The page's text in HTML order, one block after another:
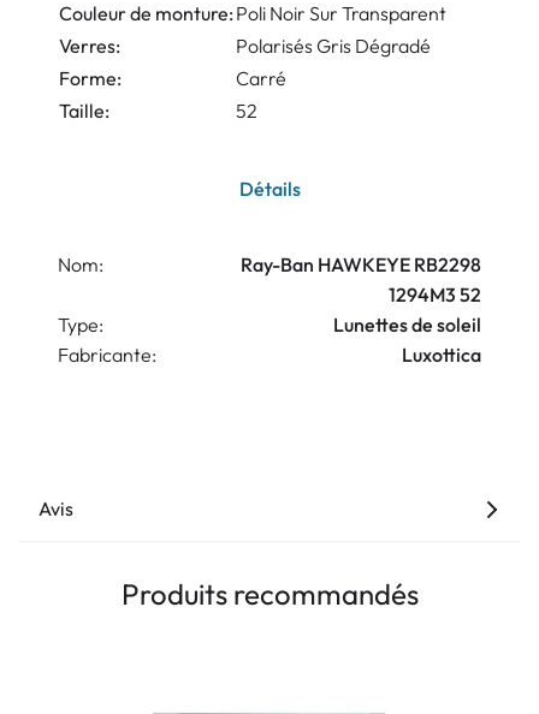
Couleur de monture: Poli Noir Sur Transparent
Verres:
Polarisés Gris Dégradé
Forme:
Carré
Taille:
52
Détails
Nom:
Ray-Ban HAWKEYE RB2298
1294M3 52
Type:
Lunettes de soleil
Fabricante:
Luxottica
Avis
Produits recommandés